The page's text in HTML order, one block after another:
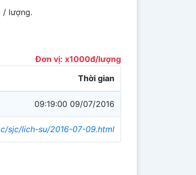
/ lượng.
Đơn vị: x1000đ/lượng
Thời gian
09:19:00 09/07/2016
sjc/lich-su/2016-07-09.html